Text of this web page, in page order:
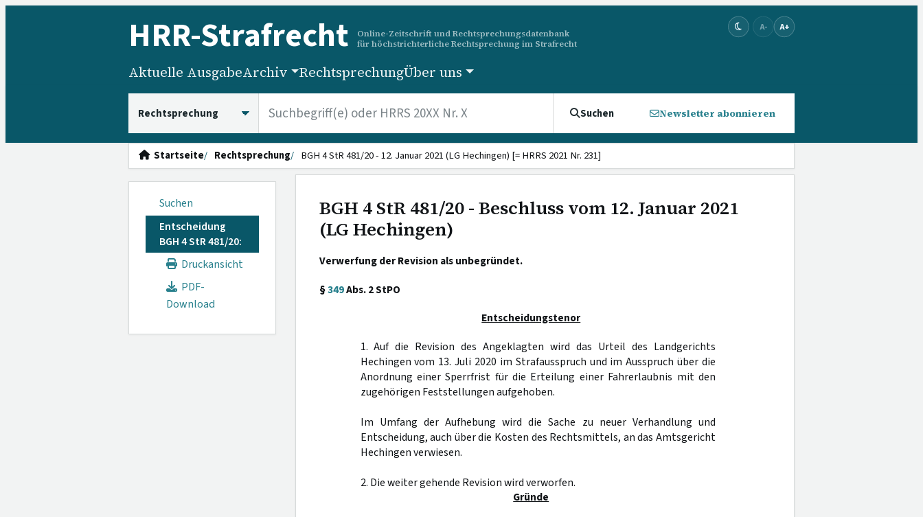
HRR-Strafrecht
Online-Zeitschrift und Rechtsprechungsdatenbank
für höchstrichterliche Rechtsprechung im Strafrecht
A- A+
Aktuelle AusgabeArchiv RechtsprechungÜber uns
Suchen Newsletter abonnieren
Startseite Rechtsprechung BGH 4 StR 481/20 - 12. Januar 2021 (LG Hechingen) [= HRRS 2021 Nr. 231]
Suchen
Entscheidung
BGH 4 StR 481/20:
Druckansicht
PDF-
Download
BGH 4 StR 481/20 - Beschluss vom 12. Januar 2021
(LG Hechingen)
Verwerfung der Revision als unbegründet.
§349Abs. 2 StPO
Entscheidungstenor
1. Auf die Revision des Angeklagten wird das Urteil des Landgerichts
Hechingen vom 13. Juli 2020 im Strafausspruch und im Ausspruch über die
Anordnung einer Sperrfrist für die Erteilung einer Fahrerlaubnis mit den
zugehörigen Feststellungen aufgehoben.
Im Umfang der Aufhebung wird die Sache zu neuer Verhandlung und
Entscheidung, auch über die Kosten des Rechtsmittels, an das Amtsgericht
Hechingen verwiesen.
2. Die weiter gehende Revision wird verworfen.
Gründe